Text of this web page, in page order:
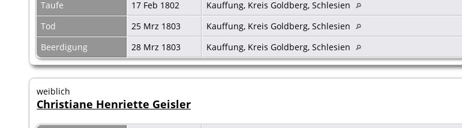
Taufe
17 Feb 1802
Kauffung, Kreis Goldberg, Schlesien
Tod
25 Mrz 1803
Kauffung, Kreis Goldberg, Schlesien
Beerdigung
28 Mrz 1803 Kauffung, Kreis Goldberg, Schlesien
weiblich
Christiane Henriette Geisler